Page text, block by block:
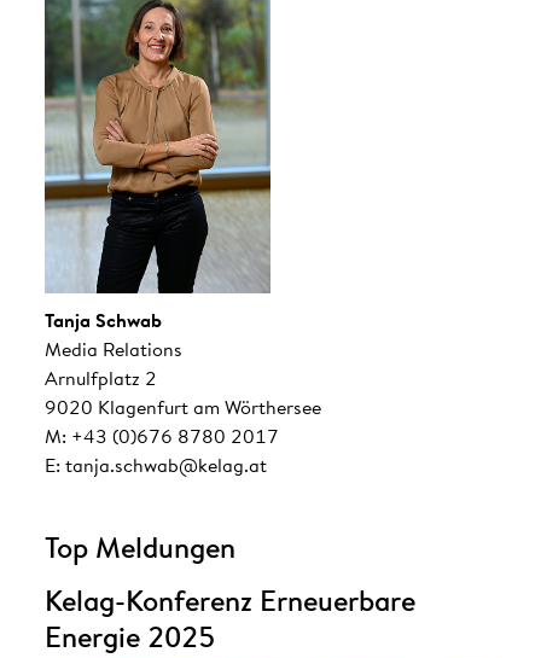
Tanja Schwab
Media Relations
Arnulfplatz 2
9020 Klagenfurt am Wörthersee
M: +43 (0)676 8780 2017
E: tanja.schwab@kelag.at
Top Meldungen
Kelag-Konferenz Erneuerbare
Energie 2025